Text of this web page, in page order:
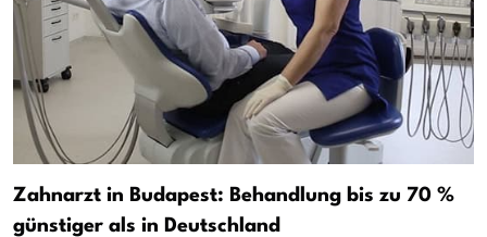
Zahnarzt in Budapest: Behandlung bis zu 70 %
günstiger als in Deutschland